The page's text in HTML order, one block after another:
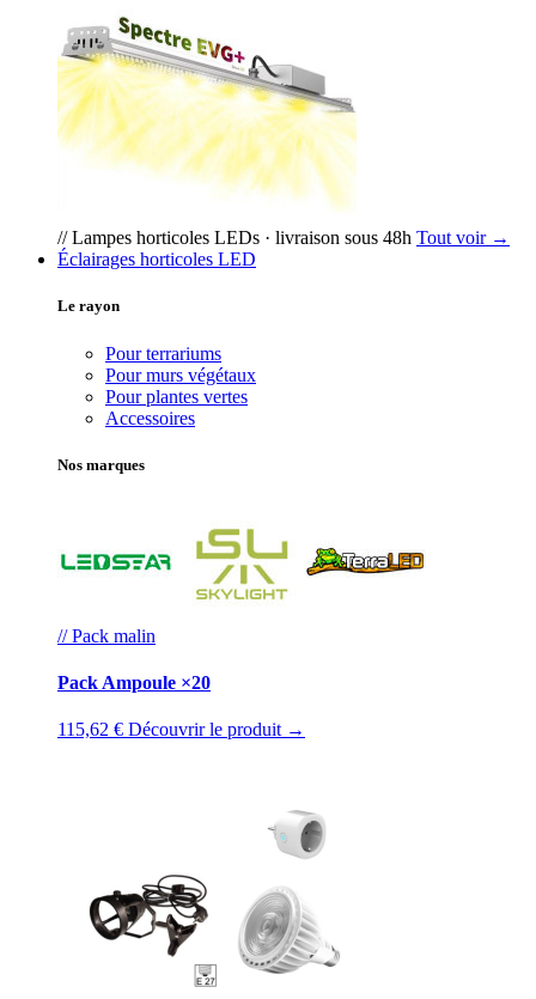
// Lampes horticoles LEDs · livraison sous 48h Tout voir →
Éclairages horticoles LED
Le rayon
Pour terrariums
Pour murs végétaux
Pour plantes vertes
Accessoires
Nos marques
// Pack malin
Pack Ampoule ×20
115,62 € Découvrir le produit →